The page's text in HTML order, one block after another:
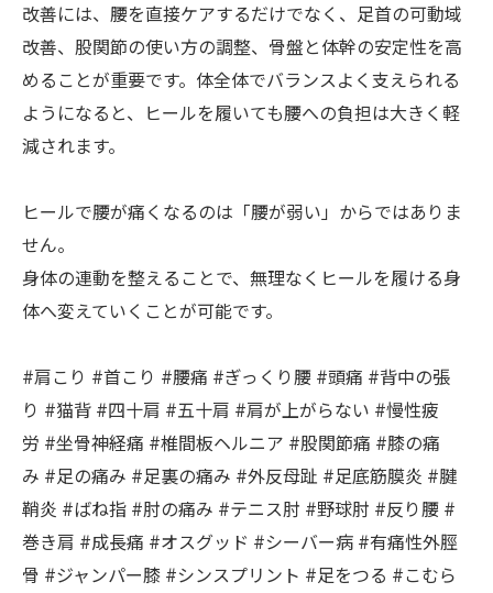
改善には、腰を直接ケアするだけでなく、足首の可動域
改善、股関節の使い方の調整、骨盤と体幹の安定性を高
めることが重要です。体全体でバランスよく支えられる
ようになると、ヒールを履いても腰への負担は大きく軽
減されます。
ヒールで腰が痛くなるのは「腰が弱い」からではありま
せん。
身体の連動を整えることで、無理なくヒールを履ける身
体へ変えていくことが可能です。
#肩こり #首こり #腰痛 #ぎっくり腰 #頭痛 #背中の張
り #猫背 #四十肩 #五十肩 #肩が上がらない #慢性疲
労 #坐骨神経痛 #椎間板ヘルニア #股関節痛 #膝の痛
み #足の痛み #足裏の痛み #外反母趾 #足底筋膜炎 #腱
鞘炎 #ばね指 #肘の痛み #テニス肘 #野球肘 #反り腰 #
巻き肩 #成長痛 #オスグッド #シーバー病 #有痛性外脛
骨 #ジャンパー膝 #シンスプリント #足をつる #こむら